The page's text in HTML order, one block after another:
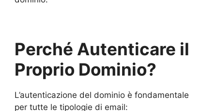
Perché Autenticare il
Proprio Dominio?
L’autenticazione del dominio è fondamentale
per tutte le tipologie di email: